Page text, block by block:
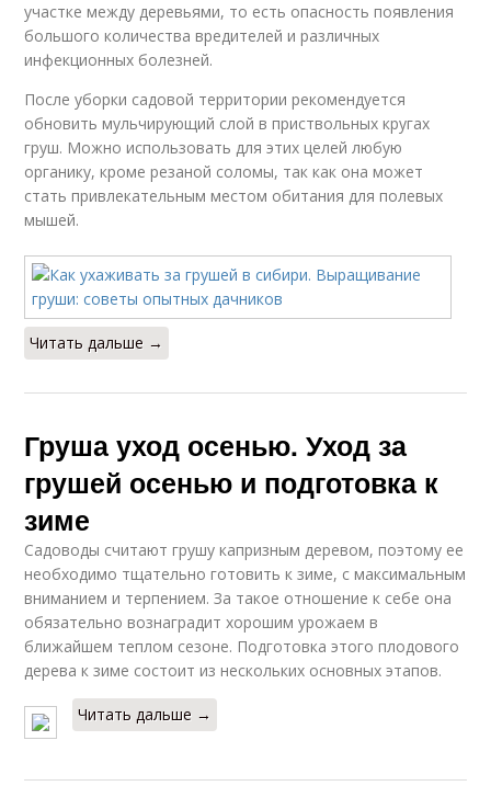
участке между деревьями, то есть опасность появления
большого количества вредителей и различных
инфекционных болезней.
После уборки садовой территории рекомендуется
обновить мульчирующий слой в приствольных кругах
груш. Можно использовать для этих целей любую
органику, кроме резаной соломы, так как она может
стать привлекательным местом обитания для полевых
мышей.
Читать дальше →
Груша уход осенью. Уход за
грушей осенью и подготовка к
зиме
Садоводы считают грушу капризным деревом, поэтому ее
необходимо тщательно готовить к зиме, с максимальным
вниманием и терпением. За такое отношение к себе она
обязательно вознаградит хорошим урожаем в
ближайшем теплом сезоне. Подготовка этого плодового
дерева к зиме состоит из нескольких основных этапов.
Читать дальше →